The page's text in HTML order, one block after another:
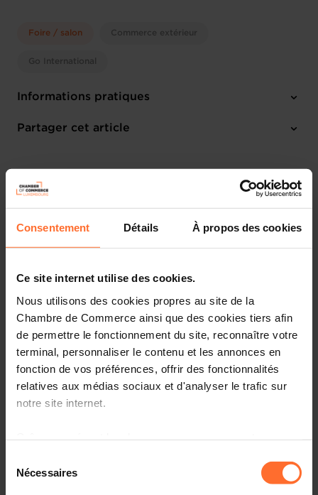
Consentement Détails À propos des cookies
Ce site internet utilise des cookies.
Nous utilisons des cookies propres au site de la
Chambre de Commerce ainsi que des cookies tiers afin
de permettre le fonctionnement du site, reconnaître votre
terminal, personnaliser le contenu et les annonces en
fonction de vos préférences, offrir des fonctionnalités
relatives aux médias sociaux et d'analyser le trafic sur
notre site internet.
à l’exception des cookies strictement nécessaires au
fonctionnement du site. Une description des différents
Nécessaires
Foire / salon Commerce extérieur
Go International
Informations pratiques
Samedi 2 Oct 2027 > Mercredi 6 Oct 2027
Partager cet article
More information about Anuga can be found
Interested? Please click on the button below to mark